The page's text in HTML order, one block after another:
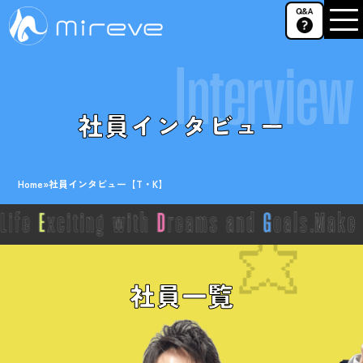
Interview
社員インタビュー
Home»社員インタビュー【T・K】
社員一覧